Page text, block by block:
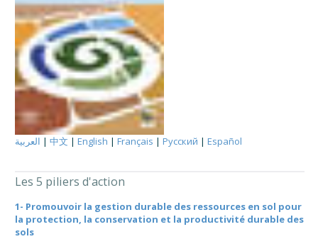
العربية | 中文 | English | Français | Русский | Español
Les 5 piliers d'action
1- Promouvoir la gestion durable des ressources en sol pour
la protection, la conservation et la productivité durable des
sols